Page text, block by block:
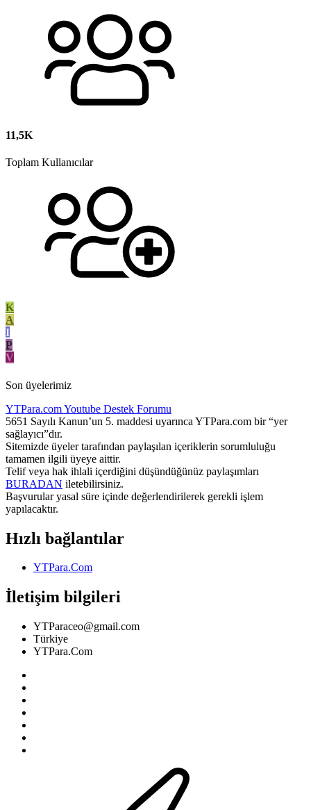
11,5K
Toplam Kullanıcılar
K
A
I
P
V
Son üyelerimiz
YTPara.comYoutube Destek Forumu
5651 Sayılı Kanun’un 5. maddesi uyarınca YTPara.com bir “yer
sağlayıcı”dır.
Sitemizde üyeler tarafından paylaşılan içeriklerin sorumluluğu
tamamen ilgili üyeye aittir.
Telif veya hak ihlali içerdiğini düşündüğünüz paylaşımları
BURADAN iletebilirsiniz.
Başvurular yasal süre içinde değerlendirilerek gerekli işlem
yapılacaktır.
Hızlı bağlantılar
YTPara.Com
İletişim bilgileri
YTParaceo@gmail.com
Türkiye
YTPara.Com